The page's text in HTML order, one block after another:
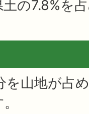
の7.8%を
を山地が占